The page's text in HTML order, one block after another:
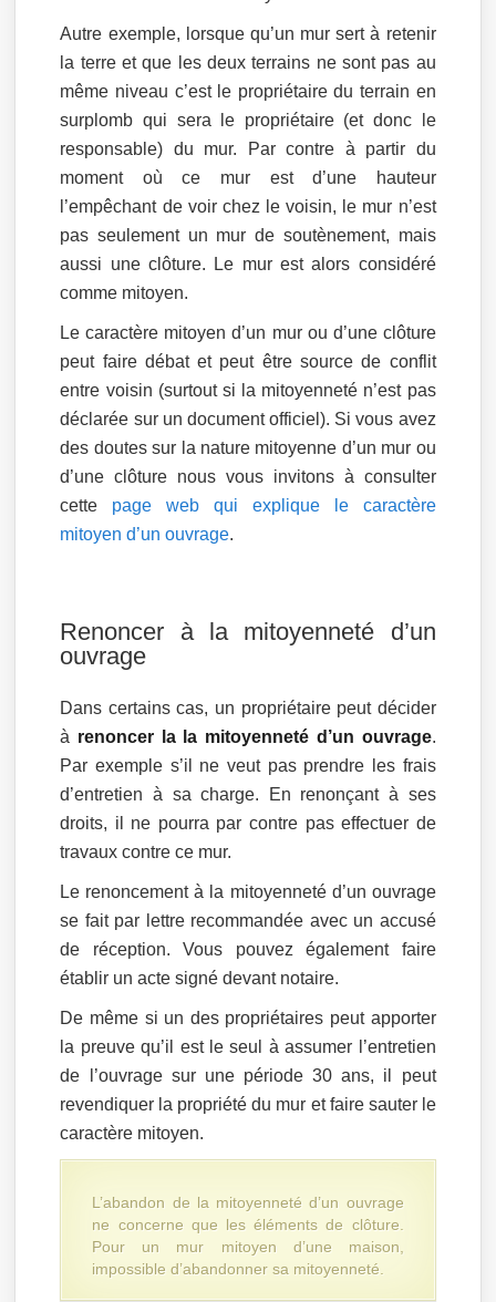
Autre exemple, lorsque qu’un mur sert à retenir
la terre et que les deux terrains ne sont pas au
même niveau c’est le propriétaire du terrain en
surplomb qui sera le propriétaire (et donc le
responsable) du mur. Par contre à partir du
moment où ce mur est d’une hauteur
l’empêchant de voir chez le voisin, le mur n’est
pas seulement un mur de soutènement, mais
aussi une clôture. Le mur est alors considéré
comme mitoyen.
Le caractère mitoyen d’un mur ou d’une clôture
peut faire débat et peut être source de conflit
entre voisin (surtout si la mitoyenneté n’est pas
déclarée sur un document officiel). Si vous avez
des doutes sur la nature mitoyenne d’un mur ou
d’une clôture nous vous invitons à consulter
cette page web qui explique le caractère
mitoyen d’un ouvrage.
Renoncer à la mitoyenneté d’un
ouvrage
Dans certains cas, un propriétaire peut décider
à renoncer la la mitoyenneté d’un ouvrage.
Par exemple s’il ne veut pas prendre les frais
d’entretien à sa charge. En renonçant à ses
droits, il ne pourra par contre pas effectuer de
travaux contre ce mur.
Le renoncement à la mitoyenneté d’un ouvrage
se fait par lettre recommandée avec un accusé
de réception. Vous pouvez également faire
établir un acte signé devant notaire.
De même si un des propriétaires peut apporter
la preuve qu’il est le seul à assumer l’entretien
de l’ouvrage sur une période 30 ans, il peut
revendiquer la propriété du mur et faire sauter le
caractère mitoyen.
L’abandon de la mitoyenneté d’un ouvrage
ne concerne que les éléments de clôture.
Pour un mur mitoyen d’une maison,
impossible d’abandonner sa mitoyenneté.